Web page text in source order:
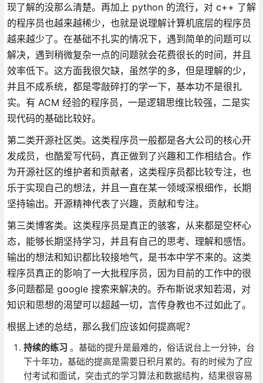
现了解的没那么清楚。再加上 python 的流行，对 c++ 了解
的程序员也越来越稀少，也就是说理解计算机底层的程序员
越来越少了。在基础不扎实的情况下，遇到简单的问题可以
解决，遇到稍微复杂一点的问题就会花费很长的时间，并且
效率低下。这方面我很欠缺，虽然学的多，但是理解的少，
并且不成系统，都是零敲碎打的学一下，基本功不是很扎
实。有 ACM 经验的程序员，一是逻辑思维比较强，二是实
现代码的基础比较好。
第二类开源社区类。这类程序员一般都是各大公司的核心开
发成员，也酷爱写代码，真正做到了兴趣和工作相结合。作
为开源社区的维护者和贡献者，这类程序员都比较专注，也
乐于实现自己的想法，并且一直在某一领域深根细作，长期
坚持输出。开源精神代表了兴趣，贡献和专注。
第三类博客类。这类程序员是真正的骇客，从来都是空杯心
态，能够长期坚持学习，并且有自己的思考、理解和感悟。
输出的想法和知识都比较接地气，是书本中学不来的。这类
程序员真正的影响了一大批程序员，因为目前的工作中的很
多问题都是 google 搜索来解决的。乔布斯说求知若渴，对
知识和思想的渴望可以超越一切，言传身教也不过如此了。
根据上述的总结，那么我们应该如何提高呢？
持续的练习 。基础的提升是最难的，俗话说台上一分钟，台
下十年功，基础的提高是需要日积月累的。有的时候为了应
付考试和面试，突击式的学习算法和数据结构，结果很容易